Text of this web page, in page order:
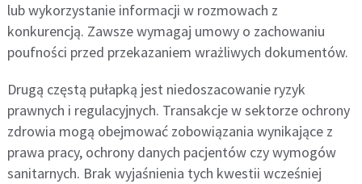
lub wykorzystanie informacji w rozmowach z
konkurencją. Zawsze wymagaj umowy o zachowaniu
poufności przed przekazaniem wrażliwych dokumentów.
Drugą częstą pułapką jest niedoszacowanie ryzyk
prawnych i regulacyjnych. Transakcje w sektorze ochrony
zdrowia mogą obejmować zobowiązania wynikające z
prawa pracy, ochrony danych pacjentów czy wymogów
sanitarnych. Brak wyjaśnienia tych kwestii wcześniej